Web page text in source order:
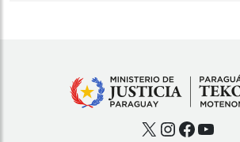
X Instagram